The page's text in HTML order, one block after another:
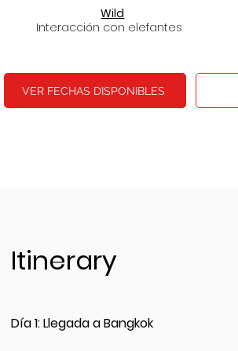
Wild
Interacción con elefantes
VER FECHAS DISPONIBLES
Itinerary
Día 1: Llegada a Bangkok